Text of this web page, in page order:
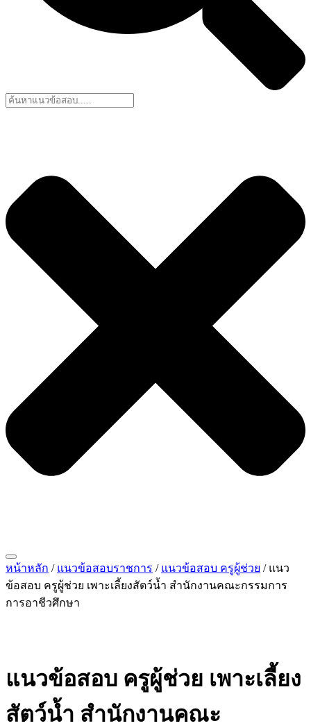
หน้าหลัก / แนวข้อสอบราชการ / แนวข้อสอบ ครูผู้ช่วย / แนว
ข้อสอบ ครูผู้ช่วย เพาะเลี้ยงสัตว์น้ำ สำนักงานคณะกรรมการ
การอาชีวศึกษา
แนวข้อสอบ ครูผู้ช่วย เพาะเลี้ยง
สัตว์น้ำ สำนักงานคณะ